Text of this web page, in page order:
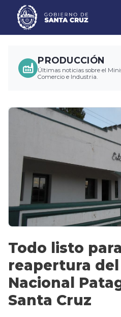
PRODUCCIÓN
Últimas noticias sobre el
Comercio e Industria.
Todo listo
reapertura
Nacional
Santa Cruz